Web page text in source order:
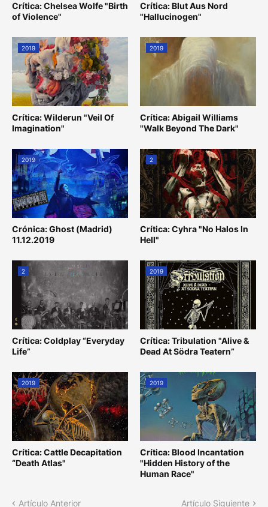
Crítica: Chelsea Wolfe "Birth
of Violence"
Crítica: Blut Aus Nord
"Hallucinogen"
2019
Crítica: Wilderun "Veil Of
Imagination"
2019
Crítica: Abigail Williams
"Walk Beyond The Dark"
2019
Crónica: Ghost (Madrid)
11.12.2019
2
Crítica: Cyhra "No Halos In
Hell"
2
Crítica: Coldplay “Everyday
Life”
2019
Crítica: Tribulation "Alive &
Dead At Södra Teatern”
2019
Crítica: Cattle Decapitation
“Death Atlas"
2019
Crítica: Blood Incantation
"Hidden History of the
Human Race"
Artículo Anterior Artículo Siguiente